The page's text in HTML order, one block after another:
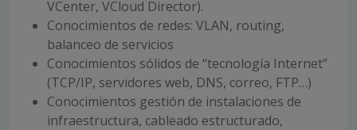
VCenter, VCloud Director).
Conocimientos de redes: VLAN, routing,
balanceo de servicios
Conocimientos sólidos de “tecnología Internet”
(TCP/IP, servidores web, DNS, correo, FTP…)
Conocimientos gestión de instalaciones de
infraestructura, cableado estructurado,